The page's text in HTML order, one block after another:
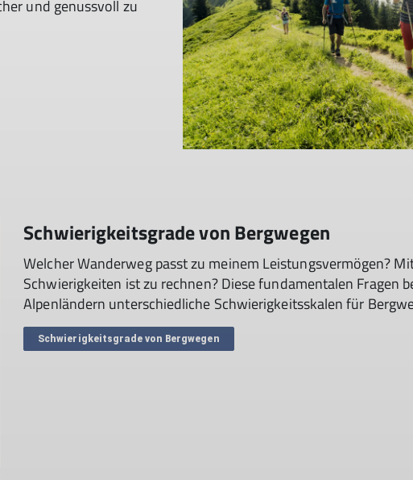
und genussvoll zu
Schwierigkeitsgrade von Bergwegen
Welcher Wanderweg passt zu meinem Leistungsvermögen?
Schwierigkeiten ist zu rechnen? Diese fundamentalen Fragen
Alpenländern unterschiedliche Schwierigkeitsskalen für
Schwierigkeitsgrade von Bergwegen